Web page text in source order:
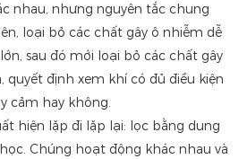
nhau, nhưng nguyên tắc chung
loại bỏ các chất gây ô nhiễm dễ
sau đó mới loại bỏ các chất gây
quyết định xem khí có đủ điều kiện
cảm hay không.
hiện lặp đi lặp lại: lọc bằng dung
Chúng hoạt động khác nhau và